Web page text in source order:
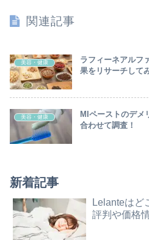
関連記事
美容・健康
ラフィーネアルフ
果をリサーチして
美容・健康
MIペーストのデメ
合わせて調査！
新着記事
Lelanteはど
評判や価格